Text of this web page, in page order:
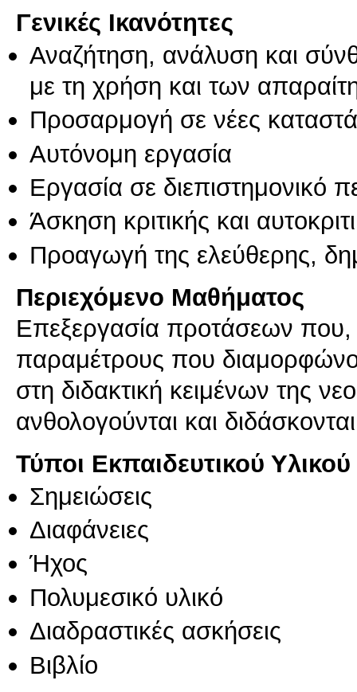
Γενικές Ικανότητες
Αναζήτηση, ανάλυση και
με τη χρήση και των
Προσαρμογή σε νέες
Αυτόνομη εργασία
Εργασία σε διεπιστημονικό
Άσκηση κριτικής και
Προαγωγή της ελεύθερης,
Περιεχόμενο Μαθήματος
Eπεξεργασία προτάσεων
παραμέτρους που
στη διδακτική κειμένων της
ανθολογούνται και
Τύποι Εκπαιδευτικού Υλικού
Σημειώσεις
Διαφάνειες
Ήχος
Πολυμεσικό υλικό
Διαδραστικές ασκήσεις
Βιβλίο